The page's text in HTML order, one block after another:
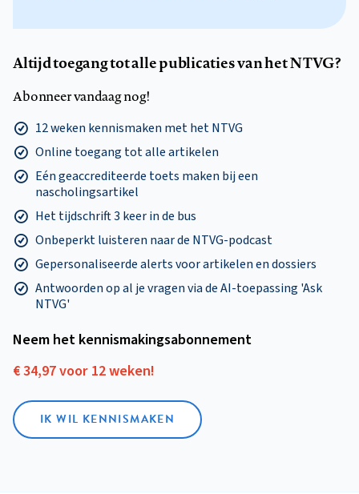
Altijd toegang tot alle publicaties van het NTVG?
Abonneer vandaag nog!
12 weken kennismaken met het NTVG
Online toegang tot alle artikelen
Eén geaccrediteerde toets maken bij een
nascholingsartikel
Het tijdschrift 3 keer in de bus
Onbeperkt luisteren naar de NTVG-podcast
Gepersonaliseerde alerts voor artikelen en dossiers
Antwoorden op al je vragen via de AI-toepassing 'Ask
NTVG'
Neem het kennismakings­abonnement
€ 34,97 voor 12 weken!
IK WIL KENNISMAKEN